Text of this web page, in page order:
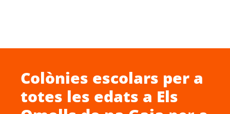
Colònies escolars per a
totes les edats a Els